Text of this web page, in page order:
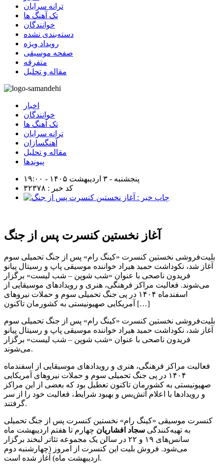
ترانه سرایان
تک آهنگ ها
خوانندگان
دسته‌بندی نشده
رویداد ویژه
صفحه موسیقی
متفرقه
مقاله و تحلیل
اخبار
خوانندگان
تک آهنگ ها
ترانه سرایان
آهنگسازان
مقاله و تحلیل
پیوندها
پنجشنبه - ۳ اردیبهشت ۱۴۰۵ - ۱۹:۰۰
کد خبر : ۳۲۳۷۸
آغاز نخستین کنسرت پس از جنگ
بلیت‌فروشی نخستین کنسرت «کینگ رام» پس از جنگ تحمیلی سوم
آغاز شد، نکوداشت حمید هیراد خواننده موسیقی پاپ و رسیتال پیانو
فریدون ناصحی با عنوان «شب شوپن – شب لیست» برگزار
می‌شوند. فعالیت مراکز فرهنگی، هنری و رویدادهای موسیقایی از
اسفندماه ۱۴۰۴ در پی جنگ تحمیلی سوم و حملات نیروهای
آمریکایی صهیونیستی به کشورمان تاکنون […]
بلیت‌فروشی نخستین کنسرت «کینگ رام» پس از جنگ تحمیلی سوم
آغاز شد، نکوداشت حمید هیراد خواننده موسیقی پاپ و رسیتال پیانو
فریدون ناصحی با عنوان «شب شوپن – شب لیست» برگزار
می‌شوند.
فعالیت مراکز فرهنگی، هنری و رویدادهای موسیقایی از اسفندماه
۱۴۰۴ در پی جنگ تحمیلی سوم و حملات نیروهای آمریکایی
صهیونیستی به کشورمان تاکنون تعطیل بود که بعضی از این مراکز
و رویدادها با اعلام آتش‌بس و بهبود شرایط، فعالیت خود را از سر
گرفتند.
کنسرت موسیقی «کینگ رام» نخستین کنسرت پس از جنگ تحمیلی
به تهیه‌کنندگی سجاد ‌افشاریان چهارم تا هفتم اردیبهشت ماه
سانس‌های ۱۹ و ۲۲ در سالن ‌یک مجموعه ‌تئاتر ‌لبخند برگزار
می‌شود. فروش بلیت این کنسرت از امروز (چهارشنبه دوم
اردیبهشت ماه) آغاز شده است.